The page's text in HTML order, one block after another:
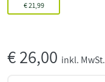
€21,99
€26,00 inkl. MwSt.